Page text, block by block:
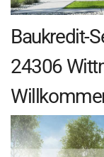
Baukredit-
24306